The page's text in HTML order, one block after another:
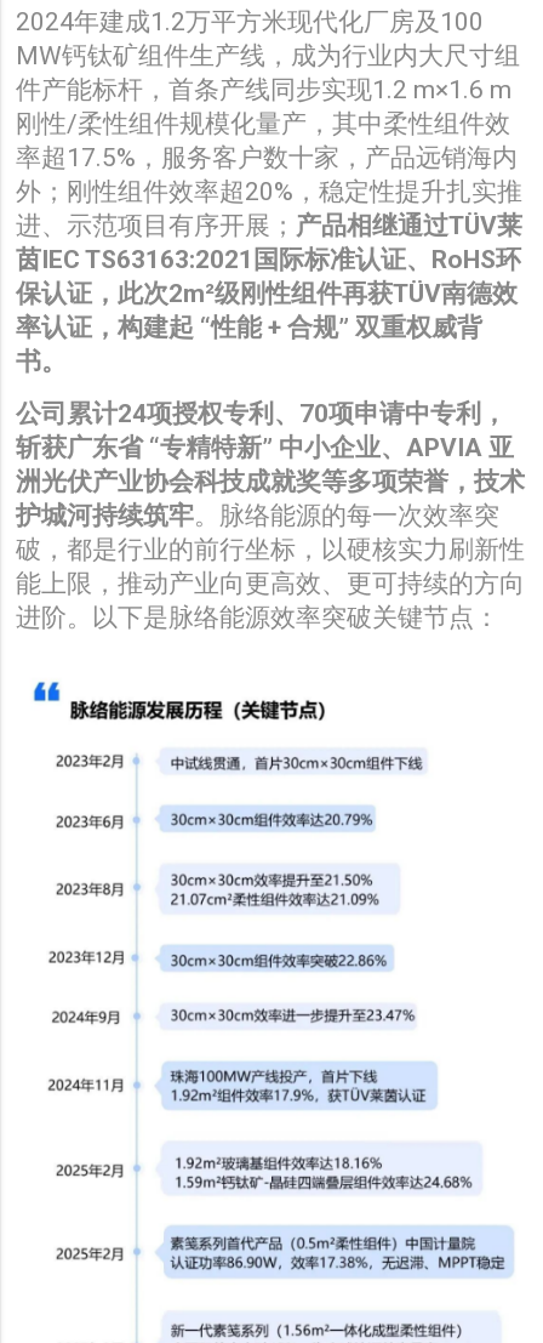
2024年建成1.2万平方米现代化厂房及100
MW钙钛矿组件生产线，成为行业内大尺寸组
件产能标杆，首条产线同步实现1.2 m×1.6 m
刚性/柔性组件规模化量产，其中柔性组件效
率超17.5%，服务客户数十家，产品远销海内
外；刚性组件效率超20%，稳定性提升扎实推
进、示范项目有序开展； 产品相继通过TÜV莱
茵IEC TS63163:2021国际标准认证、RoHS环
保认证，此次2m²级刚性组件再获TÜV南德效
率认证，构建起 “性能 + 合规” 双重权威背
书。
公司累计24项授权专利、70项申请中专利，
斩获广东省 “专精特新” 中小企业、APVIA 亚
洲光伏产业协会科技成就奖等多项荣誉，技术
护城河持续筑牢。 脉络能源的每一次效率突
破，都是行业的前行坐标，以硬核实力刷新性
能上限，推动产业向更高效、更可持续的方向
进阶。以下是脉络能源效率突破关键节点：